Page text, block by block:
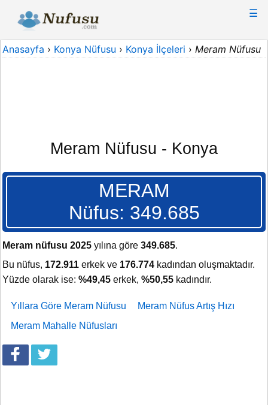
☰
Anasayfa › Konya Nüfusu › Konya İlçeleri › Meram Nüfusu
Meram Nüfusu - Konya
MERAM
Nüfus: 349.685
Meram nüfusu 2025 yılına göre 349.685.
Bu nüfus, 172.911 erkek ve 176.774 kadından oluşmaktadır.
Yüzde olarak ise: %49,45 erkek, %50,55 kadındır.
Yıllara Göre Meram Nüfusu
Meram Nüfus Artış Hızı
Meram Mahalle Nüfusları